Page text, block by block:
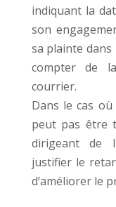
indiquant la
son
sa plainte dans
compter de
courrier.
Dans le cas
peut pas être
dirigeant de
justifier le
d’améliorer le